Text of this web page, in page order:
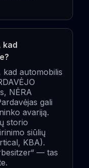
kad
kad automobilis
NĖRA
gali
avariją.
storio
siūlių
KBA).
— tas